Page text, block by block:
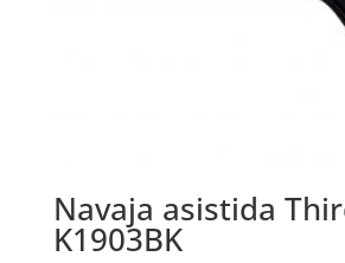
Navaja asistida
K1903BK